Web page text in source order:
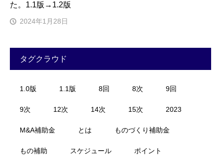
た。1.1版→1.2版
2024年1月28日
タグクラウド
1.0版 1.1版 8回 8次 9回
9次 12次 14次 15次 2023
M&A補助金 とは ものづくり補助金
もの補助 スケジュール ポイント